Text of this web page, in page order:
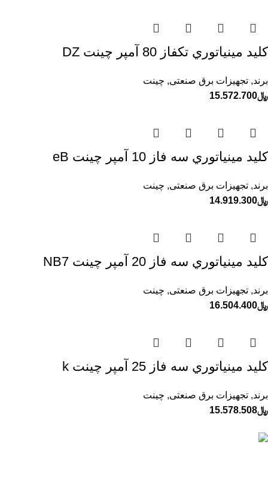
كليد مينياتوري تكفاز 80 آمپر چينت DZ
برند, تجهیزات برق صنعتی, چینت
﷼15.572.700
كليد مينياتوري سه فاز 10 آمپر چينت eB
برند, تجهیزات برق صنعتی, چینت
﷼14.919.300
كليد مينياتوري سه فاز 20 آمپر چينت NB7
برند, تجهیزات برق صنعتی, چینت
﷼16.504.400
كليد مينياتوري سه فاز 25 آمپر چينت k
برند, تجهیزات برق صنعتی, چینت
﷼15.578.508